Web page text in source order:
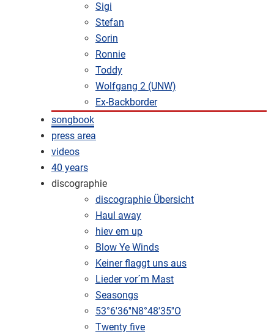
Sigi
Stefan
Sorin
Ronnie
Toddy
Wolfgang 2 (UNW)
Ex-Backborder
songbook
press area
videos
40 years
discographie
discographie Übersicht
Haul away
hiev em up
Blow Ye Winds
Keiner flaggt uns aus
Lieder vor´m Mast
Seasongs
53°6'36''N8°48'35''O
Twenty five